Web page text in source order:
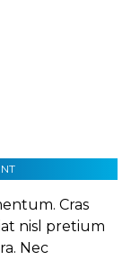
Cras
nisl pretium
Nec